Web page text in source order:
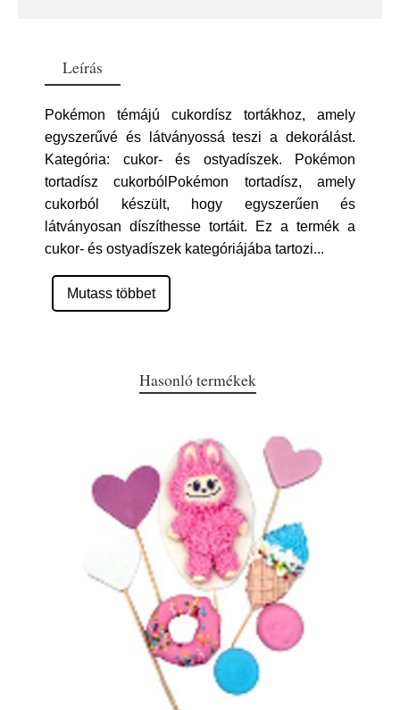
Leírás
Pokémon témájú cukordísz tortákhoz, amely
egyszerűvé és látványossá teszi a dekorálást.
Kategória: cukor- és ostyadíszek. Pokémon
tortadísz cukorbólPokémon tortadísz, amely
cukorból készült, hogy egyszerűen és
látványosan díszíthesse tortáit. Ez a termék a
cukor- és ostyadíszek kategóriájába tartozi...
Mutass többet
Hasonló termékek